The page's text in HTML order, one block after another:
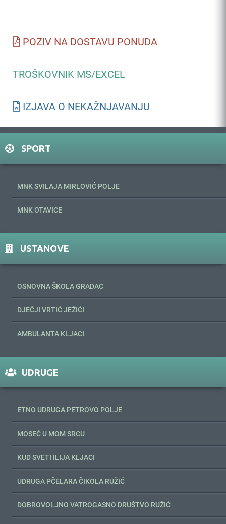
POZIV NA DOSTAVU PONUDA
TROŠKOVNIK MS/EXCEL
IZJAVA O NEKAŽNJAVANJU
SPORT
MNK SVILAJA MIRLOVIĆ POLJE
MNK OTAVICE
USTANOVE
OSNOVNA ŠKOLA GRADAC
DJEČJI VRTIĆ JEŽIĆI
AMBULANTA KLJACI
UDRUGE
ETNO UDRUGA PETROVO POLJE
MOSEĆ U MOM SRCU
KUD SVETI ILIJA KLJACI
UDRUGA PČELARA ČIKOLA RUŽIĆ
DOBROVOLJNO VATROGASNO DRUŠTVO RUŽIĆ